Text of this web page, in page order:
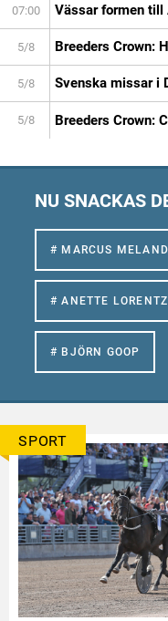
07:00 Vässar formen till
5/8 Breeders Crown:
5/8 Svenska missar i
5/8 Breeders Crown:
NU SNACKAS
# MARCUS
# ANETTE
# BJÖRN GOOP
SPORT